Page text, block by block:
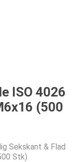
ISO 4026
(500
Sekskant & Flad
Stk)